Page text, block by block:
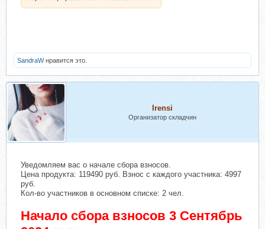
SandraWнравится это.
Irensi
Организатор складчин
Уведомляем вас о начале сбора взносов.
Цена продукта: 119490 руб. Взнос с каждого участника: 4997
руб.
Кол-во участников в основном списке: 2 чел.
Начало сбора взносов 3 Сентябрь